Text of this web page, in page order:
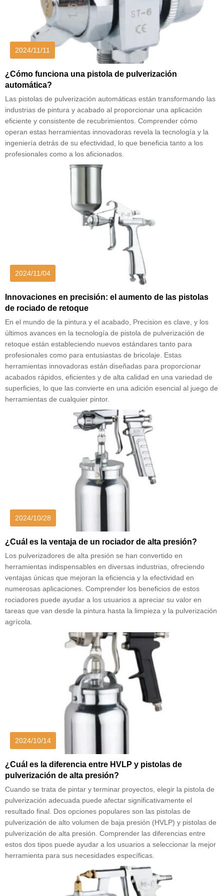
2024/11/11
¿Cómo funciona una pistola de pulverización
automática?
Las pistolas de pulverización automáticas están transformando las
industrias de pintura y acabado al proporcionar una aplicación
eficiente y consistente de recubrimientos. Comprender cómo
operan estas herramientas innovadoras revela la tecnología y la
ingeniería detrás de su efectividad, lo que beneficia tanto a los
profesionales como a los aficionados.
2024/11/04
Innovaciones en precisión: el aumento de las pistolas
de rociado de retoque
En el mundo de la pintura y el acabado, Precision es clave, y los
últimos avances en la tecnología de pistola de pulverización de
retoque están estableciendo nuevos estándares tanto para
profesionales como para entusiastas de bricolaje. Estas
herramientas innovadoras están diseñadas para proporcionar
acabados rápidos, eficientes y de alta calidad en una variedad de
superficies, lo que las convierte en una adición esencial al juego de
herramientas de cualquier pintor.
2024/10/28
¿Cuál es la ventaja de un rociador de alta presión?
Los pulverizadores de alta presión se han convertido en
herramientas indispensables en diversas industrias, ofreciendo
ventajas únicas que mejoran la eficiencia y la efectividad en
numerosas aplicaciones. Comprender los beneficios de estos
rociadores puede ayudar a los usuarios a apreciar su valor en
tareas que van desde la pintura hasta la limpieza y la pulverización
agrícola.
2024/10/14
¿Cuál es la diferencia entre HVLP y pistolas de
pulverización de alta presión?
Cuando se trata de pintar y terminar proyectos, elegir la pistola de
pulverización adecuada puede afectar significativamente el
resultado final. Dos opciones populares son las pistolas de
pulverización de alto volumen de baja presión (HVLP) y pistolas de
pulverización de alta presión. Comprender las diferencias entre
estos dos tipos puede ayudar a los usuarios a seleccionar la mejor
herramienta para sus necesidades específicas.